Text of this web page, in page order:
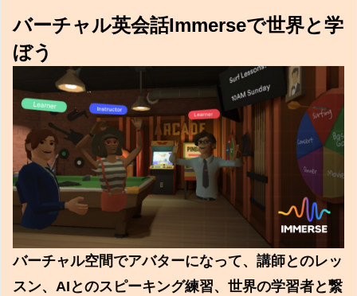
バーチャル英会話Immerseで世界と学
ぼう
バーチャル空間でアバターになって、講師とのレッ
スン、AIとのスピーキング練習、世界の学習者と繋